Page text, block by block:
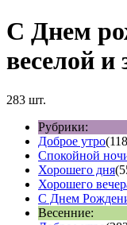
С Днем
веселой и
283 шт.
Рубрики:
Доброе утро
Спокойной
Хорошего дня
Хорошего
С Днем
Весенние: